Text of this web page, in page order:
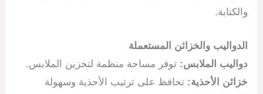
والكتابة.
الدواليب والخزائن المستعملة
دواليب الملابس: توفر مساحة منظمة لتخزين الملابس.
خزائن الأحذية: تحافظ على ترتيب الأحذية وسهولة